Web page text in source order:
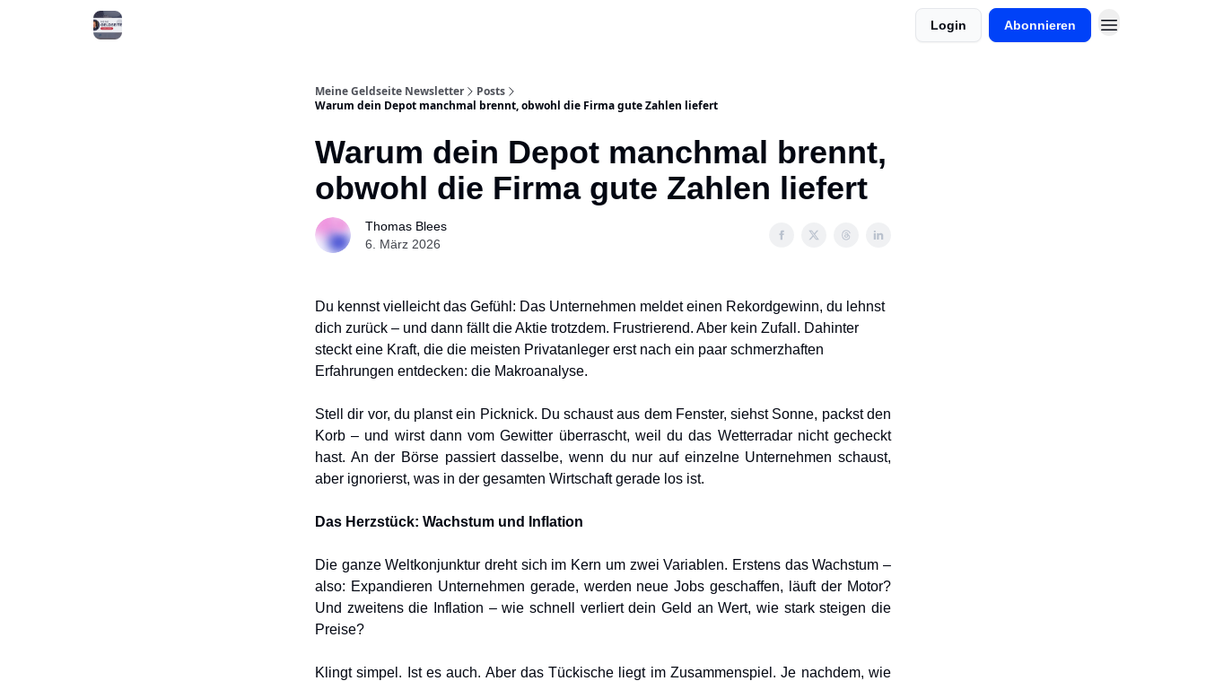
Login Abonnieren
Meine Geldseite Newsletter
Posts
Warum dein Depot manchmal brennt, obwohl die Firma gute Zahlen liefert
Warum dein Depot manchmal brennt,
obwohl die Firma gute Zahlen liefert
Thomas Blees
6. März 2026
Du kennst vielleicht das Gefühl: Das Unternehmen meldet einen Rekordgewinn, du lehnst
dich zurück – und dann fällt die Aktie trotzdem. Frustrierend. Aber kein Zufall. Dahinter
steckt eine Kraft, die die meisten Privatanleger erst nach ein paar schmerzhaften
Erfahrungen entdecken: die Makroanalyse.
Stell dir vor, du planst ein Picknick. Du schaust aus dem Fenster, siehst Sonne, packst den
Korb – und wirst dann vom Gewitter überrascht, weil du das Wetterradar nicht gecheckt
hast. An der Börse passiert dasselbe, wenn du nur auf einzelne Unternehmen schaust,
aber ignorierst, was in der gesamten Wirtschaft gerade los ist.
Das Herzstück: Wachstum und Inflation
Die ganze Weltkonjunktur dreht sich im Kern um zwei Variablen. Erstens das Wachstum –
also: Expandieren Unternehmen gerade, werden neue Jobs geschaffen, läuft der Motor?
Und zweitens die Inflation – wie schnell verliert dein Geld an Wert, wie stark steigen die
Preise?
Klingt simpel. Ist es auch. Aber das Tückische liegt im Zusammenspiel. Je nachdem, wie